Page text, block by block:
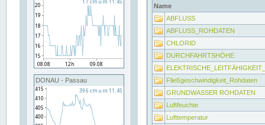
DONAU - Passau
Name
ABFLUSS
ABFLUSS_ROHDATEN
CHLORID
DURCHFAHRTSHÖHE
Fließgeschwindigkeit_Rohdaten
GRUNDWASSER ROHDATEN
Luftfeuchte
Lufttemperatur